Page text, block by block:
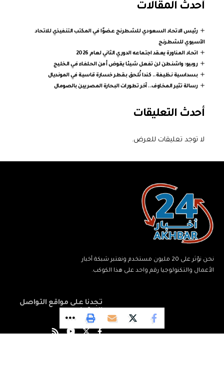
أحدث المقالات
رئيس الاتحاد السعودي للشطرنج عضوًا في المكتب التنفيذي للاتحاد
الآسيوي للشطرنج
اتحاد المناورة يعقد اجتماعه الدوري الثاني لعام 2026
روبيو: واشنطن لن تفعل شيئا يقوض أمن الحلفاء في الخليج
بسداسية نظيفة.. كندا تُلحق بقطر خسارة قاسية في المونديال
رسالة تثير المخاوف.. آخر تطورات البحارة المصريين بالصومال
أحدث التعليقات
لا توجد تعليقات للعرض.
نحن نؤثر على 20 مليون مستخدم ونعتبر شبكة أخبار
الأعمال والتكنولوجيا رقم واحد على هذا الكوكب.
تجدنا على مواقع التواصل